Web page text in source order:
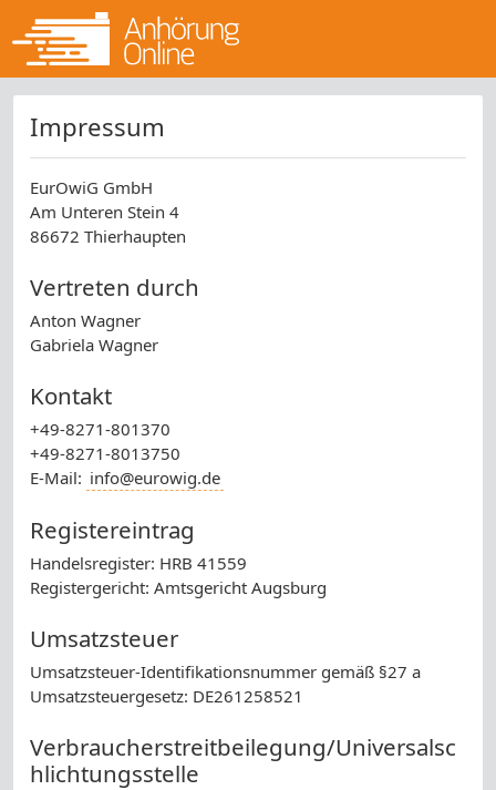
Impressum
EurOwiG GmbH
Am Unteren Stein 4
86672 Thierhaupten
Vertreten durch
Anton Wagner
Gabriela Wagner
Kontakt
+49-8271-801370
+49-8271-8013750
E-Mail: info@eurowig.de
Registereintrag
Handelsregister: HRB 41559
Registergericht: Amtsgericht Augsburg
Umsatzsteuer
Umsatzsteuer-Identifikationsnummer gemäß §27 a
Umsatzsteuergesetz: DE261258521
Verbraucherstreitbeilegung/Universalsc
hlichtungsstelle